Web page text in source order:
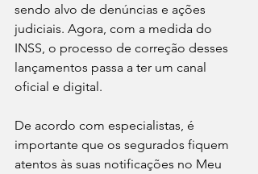
sendo alvo de denúncias e ações
judiciais. Agora, com a medida do
INSS, o processo de correção desses
lançamentos passa a ter um canal
oficial e digital.
De acordo com especialistas, é
importante que os segurados fiquem
atentos às suas notificações no Meu